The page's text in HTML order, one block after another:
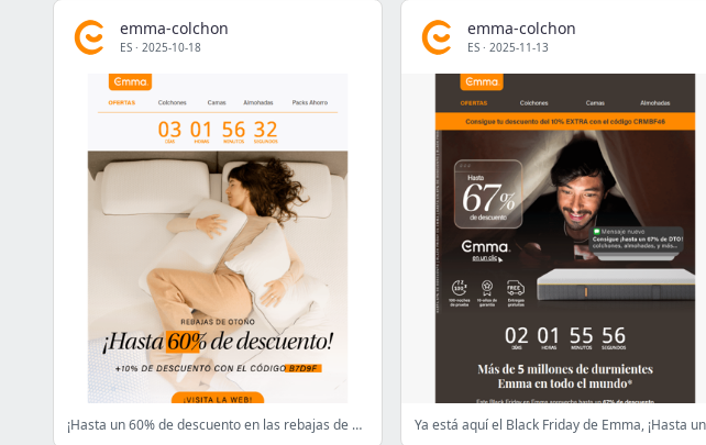
emma-colchon
ES · 2025-10-18
¡Hasta un 60% de descuento en las rebajas de Otoño de Emma! +10% EXTRA🍂
emma-colchon
ES · 2025-11-13